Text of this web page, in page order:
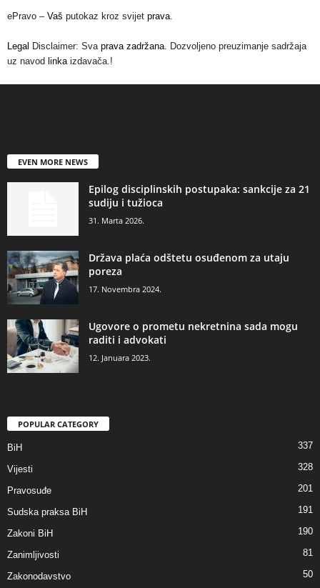
ePravo – Vaš putokaz kroz svijet prava
Legal Disclaimer: Sva prava zadržana . Dozvoljeno preuzimanje sadržaja
uz navod linka izdavača.!
EVEN MORE NEWS
Epilog disciplinskih postupaka: sankcije za 21
sudiju i tužioca
31. Marta 2026.
Država plaća odštetu osuđenom za utaju
poreza
17. Novembra 2024.
Ugovore o prometu nekretnina sada mogu
raditi i advokati
12. Januara 2023.
POPULAR CATEGORY
BiH 337
Vijesti 328
Pravosuđe 201
Sudska praksa BiH 191
Zakoni BiH 190
Zanimljivosti 81
Zakonodavstvo 50